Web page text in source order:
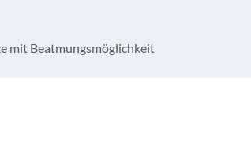
mit Beatmungsmöglichkeit